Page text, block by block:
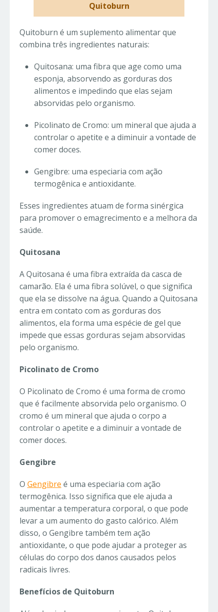
Quitoburn
Quitoburn é um suplemento alimentar que
combina três ingredientes naturais:
Quitosana: uma fibra que age como uma
esponja, absorvendo as gorduras dos
alimentos e impedindo que elas sejam
absorvidas pelo organismo.
Picolinato de Cromo: um mineral que ajuda a
controlar o apetite e a diminuir a vontade de
comer doces.
Gengibre: uma especiaria com ação
termogênica e antioxidante.
Esses ingredientes atuam de forma sinérgica
para promover o emagrecimento e a melhora da
saúde.
Quitosana
A Quitosana é uma fibra extraída da casca de
camarão. Ela é uma fibra solúvel, o que significa
que ela se dissolve na água. Quando a Quitosana
entra em contato com as gorduras dos
alimentos, ela forma uma espécie de gel que
impede que essas gorduras sejam absorvidas
pelo organismo.
Picolinato de Cromo
O Picolinato de Cromo é uma forma de cromo
que é facilmente absorvida pelo organismo. O
cromo é um mineral que ajuda o corpo a
controlar o apetite e a diminuir a vontade de
comer doces.
Gengibre
O Gengibre é uma especiaria com ação
termogênica. Isso significa que ele ajuda a
aumentar a temperatura corporal, o que pode
levar a um aumento do gasto calórico. Além
disso, o Gengibre também tem ação
antioxidante, o que pode ajudar a proteger as
células do corpo dos danos causados pelos
radicais livres.
Benefícios de Quitoburn